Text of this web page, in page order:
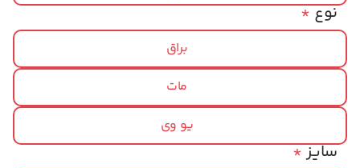
*نوع
براق
مات
یو وی
*سایز